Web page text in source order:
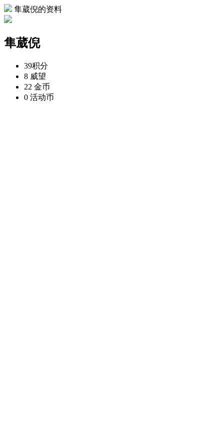
隼葳倪的资料
隼葳倪
39积分
8 威望
22 金币
0 活动币